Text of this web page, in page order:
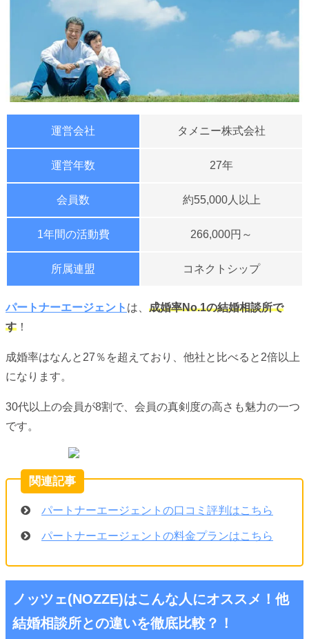
運営会社 タメニー株式会社
運営年数 27年
会員数 約55,000人以上
1年間の活動費 266,000円～
所属連盟 コネクトシップ
パートナーエージェント は、 成婚率No.1の結婚相談所で
す ！
成婚率はなんと27％を超えており、他社と比べると2倍以上
になります。
30代以上の会員が8割で、会員の真剣度の高さも魅力の一つ
です。
パートナーエージェントの口コミ評判はこちら
パートナーエージェントの料金プランはこちら
ノッツェ(NOZZE)はこんな人にオススメ！他
結婚相談所との違いを徹底比較？！